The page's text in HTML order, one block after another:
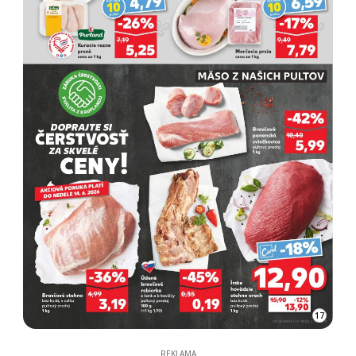
17
REKLAMA